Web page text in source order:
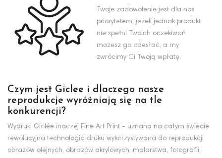
Twoje zadowolenie jest dla nas
priorytetem, jeżeli jednak produkt
nie spełni Twoich oczekiwań
możesz go odesłać, a my
zwrócimy Ci Twoją wpłatę.
Czym jest Giclee i dlaczego nasze
reprodukcje wyróżniają się na tle
konkurencji?
Wydruki Giclée inaczej Fine Art Print - uznana na całym świecie
rewolucyjna technologia druku wykorzystywana do reprodukcji
obrazów olejnych, obrazów akrylowych, malarstwa, fotografii